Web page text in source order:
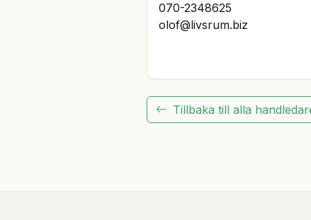
070-2348625
olof@livsrum.biz
Tillbaka till alla